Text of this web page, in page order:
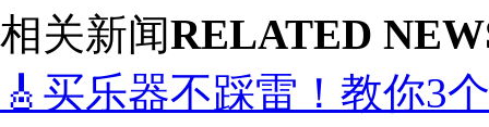
相关新闻RELATED
🎸买乐器不踩雷！教你3